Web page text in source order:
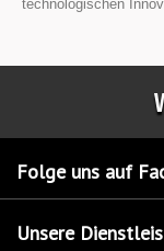
technologischen
Folge uns auf
Unsere